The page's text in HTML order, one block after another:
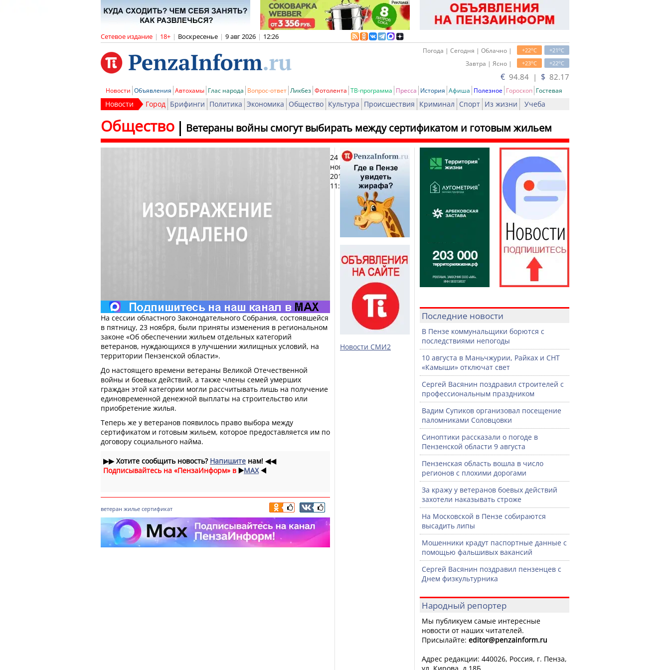
Сетевое издание | 18+ | Воскресенье | 9 авг 2026 | 12:26
+21oC
+22oC
Погода | Сегодня | Облачно |
+22oC
+23oC
Завтра | Ясно |
€ 94.84 | $ 82.17
Новости Объявления Автохамы Глас народа Вопрос-ответ Ликбез Фотолента ТВ-программа Пресса История Афиша Полезное Гороскоп Гостевая
Новости Город Брифинги Политика Экономика Общество Культура Происшествия Криминал Спорт Из жизни Учеба
Ветераны войны смогут выбирать между сертификатом и готовым жильем
Общество
24
ноября
2012,
11:14
Печать
На сессии областного Законодательного Собрания, состоявшейся
в пятницу, 23 ноября, были приняты изменения в региональном
законе «Об обеспечении жильем отдельных категорий
ветеранов, нуждающихся в улучшении жилищных условий, на
территории Пензенской области».
До настоящего времени ветераны Великой Отечественной
войны и боевых действий, а также члены семей умерших
граждан этой категории могли рассчитывать лишь на получение
единовременной денежной выплаты на строительство или
приобретение жилья.
Теперь же у ветеранов появилось право выбора между
сертификатом и готовым жильем, которое предоставляется им по
договору социального найма.
▶▶Хотите сообщить новость? Напишите нам! ◀◀
Подписывайтесь на «ПензаИнформ» в ▶️MAX ◀️
ветеран жилье сертификат
Новости СМИ2
Последние новости
В Пензе коммунальщики борются с
последствиями непогоды
10 августа в Маньчжурии, Райках и СНТ
«Камыши» отключат свет
Сергей Васянин поздравил строителей с
профессиональным праздником
Вадим Супиков организовал посещение
паломниками Соловцовки
Синоптики рассказали о погоде в
Пензенской области 9 августа
Пензенская область вошла в число
регионов с плохими дорогами
За кражу у ветеранов боевых действий
захотели наказывать строже
На Московской в Пензе собираются
высадить липы
Мошенники крадут паспортные данные с
помощью фальшивых вакансий
Сергей Васянин поздравил пензенцев с
Днем физкультурника
Народный репортер
Мы публикуем самые интересные
новости от наших читателей.
Присылайте: editor@penzainform.ru
Адрес редакции: 440026, Россия, г. Пенза,